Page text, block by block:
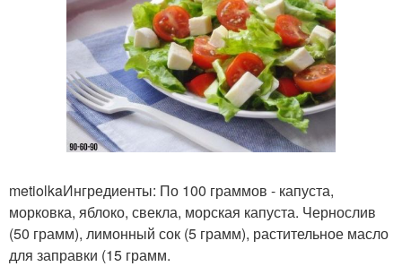
metiolkaИнгредиенты: По 100 граммов - капуста,
морковка, яблоко, свекла, морская капуста. Чернослив
(50 грамм), лимонный сок (5 грамм), растительное масло
для заправки (15 грамм.